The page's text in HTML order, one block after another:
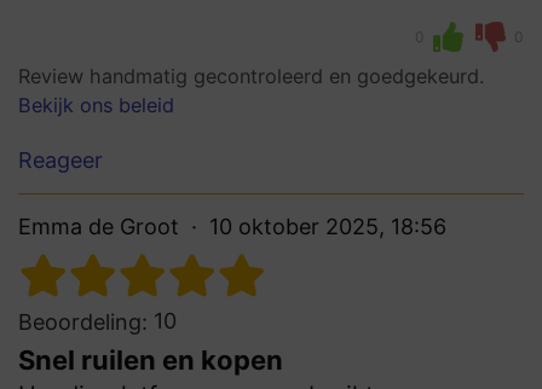
0 0
Review handmatig gecontroleerd en goedgekeurd.
Bekijk ons beleid
Reageer
Emma de Groot 10 oktober 2025, 18:56
Beoordeling: 10
Snel ruilen en kopen